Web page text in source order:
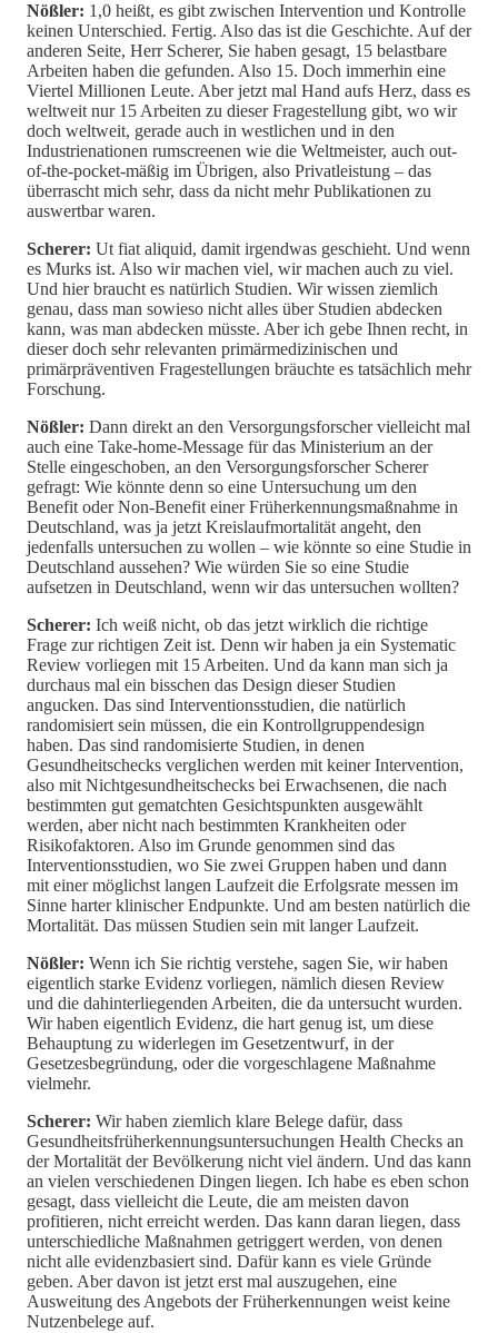
Nößler: 1,0 heißt, es gibt zwischen Intervention und Kontrolle
keinen Unterschied. Fertig. Also das ist die Geschichte. Auf der
anderen Seite, Herr Scherer, Sie haben gesagt, 15 belastbare
Arbeiten haben die gefunden. Also 15. Doch immerhin eine
Viertel Millionen Leute. Aber jetzt mal Hand aufs Herz, dass es
weltweit nur 15 Arbeiten zu dieser Fragestellung gibt, wo wir
doch weltweit, gerade auch in westlichen und in den
Industrienationen rumscreenen wie die Weltmeister, auch out-
of-the-pocket-mäßig im Übrigen, also Privatleistung – das
überrascht mich sehr, dass da nicht mehr Publikationen zu
auswertbar waren.
Scherer: Ut fiat aliquid, damit irgendwas geschieht. Und wenn
es Murks ist. Also wir machen viel, wir machen auch zu viel.
Und hier braucht es natürlich Studien. Wir wissen ziemlich
genau, dass man sowieso nicht alles über Studien abdecken
kann, was man abdecken müsste. Aber ich gebe Ihnen recht, in
dieser doch sehr relevanten primärmedizinischen und
primärpräventiven Fragestellungen bräuchte es tatsächlich mehr
Forschung.
Nößler: Dann direkt an den Versorgungsforscher vielleicht mal
auch eine Take-home-Message für das Ministerium an der
Stelle eingeschoben, an den Versorgungsforscher Scherer
gefragt: Wie könnte denn so eine Untersuchung um den
Benefit oder Non-Benefit einer Früherkennungsmaßnahme in
Deutschland, was ja jetzt Kreislaufmortalität angeht, den
jedenfalls untersuchen zu wollen – wie könnte so eine Studie in
Deutschland aussehen? Wie würden Sie so eine Studie
aufsetzen in Deutschland, wenn wir das untersuchen wollten?
Scherer: Ich weiß nicht, ob das jetzt wirklich die richtige
Frage zur richtigen Zeit ist. Denn wir haben ja ein Systematic
Review vorliegen mit 15 Arbeiten. Und da kann man sich ja
durchaus mal ein bisschen das Design dieser Studien
angucken. Das sind Interventionsstudien, die natürlich
randomisiert sein müssen, die ein Kontrollgruppendesign
haben. Das sind randomisierte Studien, in denen
Gesundheitschecks verglichen werden mit keiner Intervention,
also mit Nichtgesundheitschecks bei Erwachsenen, die nach
bestimmten gut gematchten Gesichtspunkten ausgewählt
werden, aber nicht nach bestimmten Krankheiten oder
Risikofaktoren. Also im Grunde genommen sind das
Interventionsstudien, wo Sie zwei Gruppen haben und dann
mit einer möglichst langen Laufzeit die Erfolgsrate messen im
Sinne harter klinischer Endpunkte. Und am besten natürlich die
Mortalität. Das müssen Studien sein mit langer Laufzeit.
Nößler: Wenn ich Sie richtig verstehe, sagen Sie, wir haben
eigentlich starke Evidenz vorliegen, nämlich diesen Review
und die dahinterliegenden Arbeiten, die da untersucht wurden.
Wir haben eigentlich Evidenz, die hart genug ist, um diese
Behauptung zu widerlegen im Gesetzentwurf, in der
Gesetzesbegründung, oder die vorgeschlagene Maßnahme
vielmehr.
Scherer: Wir haben ziemlich klare Belege dafür, dass
Gesundheitsfrüherkennungsuntersuchungen Health Checks an
der Mortalität der Bevölkerung nicht viel ändern. Und das kann
an vielen verschiedenen Dingen liegen. Ich habe es eben schon
gesagt, dass vielleicht die Leute, die am meisten davon
profitieren, nicht erreicht werden. Das kann daran liegen, dass
unterschiedliche Maßnahmen getriggert werden, von denen
nicht alle evidenzbasiert sind. Dafür kann es viele Gründe
geben. Aber davon ist jetzt erst mal auszugehen, eine
Ausweitung des Angebots der Früherkennungen weist keine
Nutzenbelege auf.